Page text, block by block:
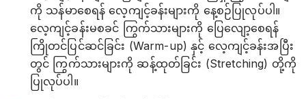
ကို သန်မာစေရန် လေ့ကျင့်ခန်းများကို နေ့စဉ်ပြုလုပ်ပါ။
လေ့ကျင့်ခန်းမစခင် ကြွက်သားများကို ပြေလျော့စေရန်
ကြိုတင်ပြင်ဆင်ခြင်း (Warm-up) နှင့် လေ့ကျင့်ခန်းအပြီး
တွင် ကြွက်သားများကို ဆန့်ထုတ်ခြင်း (Stretching) တို့ကို
ပြုလုပ်ပါ။